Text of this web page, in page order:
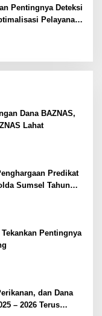
Pentingnya Deteksi
Pelayanan
Dana BAZNAS,
Lahat
Predikat
Sumsel Tahun
Pentingnya
dan Dana
– 2026 Terus